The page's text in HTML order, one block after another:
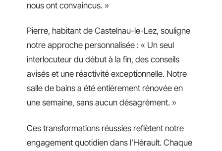
nous ont convaincus. »
Pierre, habitant de Castelnau-le-Lez, souligne
notre approche personnalisée : « Un seul
interlocuteur du début à la fin, des conseils
avisés et une réactivité exceptionnelle. Notre
salle de bains a été entièrement rénovée en
une semaine, sans aucun désagrément. »
Ces transformations réussies reflètent notre
engagement quotidien dans l’Hérault. Chaque